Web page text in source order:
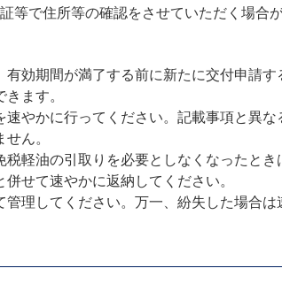
で住所等の確認をさせていただく場合
効期間が満了する前に新たに交付申請す
ます。
やかに行ってください。記載事項と異な
ん。
軽油の引取りを必要としなくなったとき
せて速やかに返納してください。
理してください。万一、紛失した場合は